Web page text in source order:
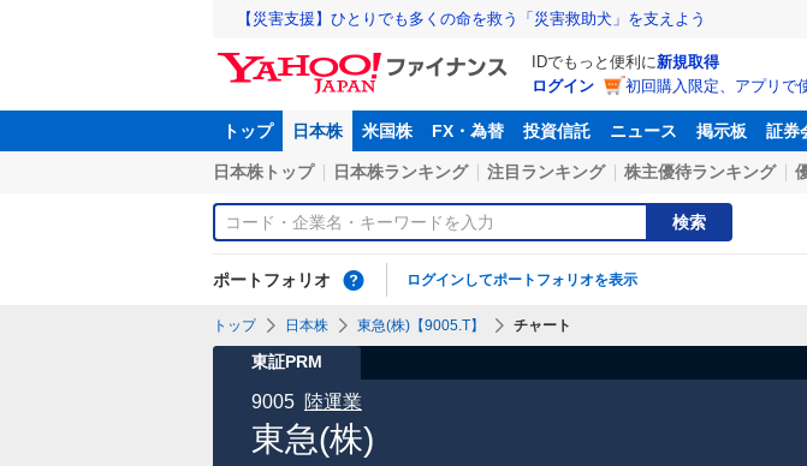
【災害支援】ひとりでも多くの命を救う「災害救助犬」を支えよう
IDでもっと便利に新規取得
ログイン
初回購入限定、アプリで
トップ 日本株 米国株 FX・為替 投資信託 ニュース 掲示板 証券
日本株トップ 日本株ランキング 注目ランキング 株主優待ランキング
検索
ポートフォリオ ログインしてポートフォリオを表示
トップ 日本株 東急(株)【9005.T】 チャート
東証PRM
東急(株)
9005 陸運業